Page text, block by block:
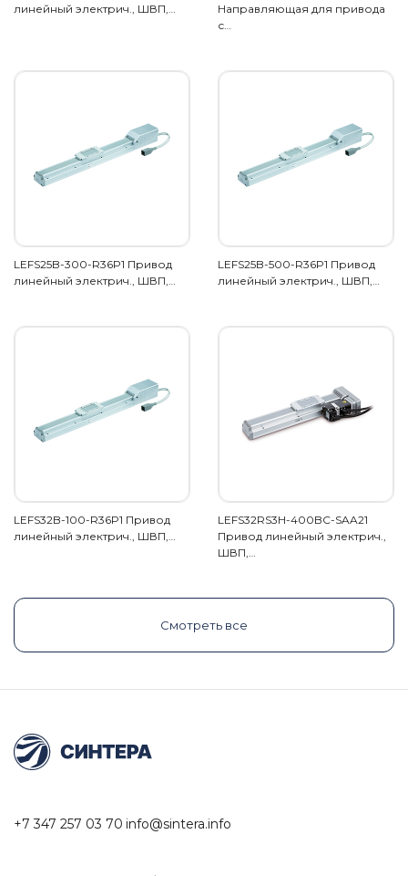
линейный электрич., ШВП,…
Направляющая для привода
с…
LEFS25B-300-R36P1 Привод
линейный электрич., ШВП,…
LEFS25B-500-R36P1 Привод
линейный электрич., ШВП,…
LEFS32B-100-R36P1 Привод
линейный электрич., ШВП,…
LEFS32RS3H-400BC-SAA21
Привод линейный электрич.,
ШВП,…
Смотреть все
+7 347 257 03 70 info@sintera.info